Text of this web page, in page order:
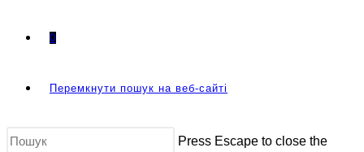
0
Перемкнути пошук на веб-сайті
Press Escape to close the